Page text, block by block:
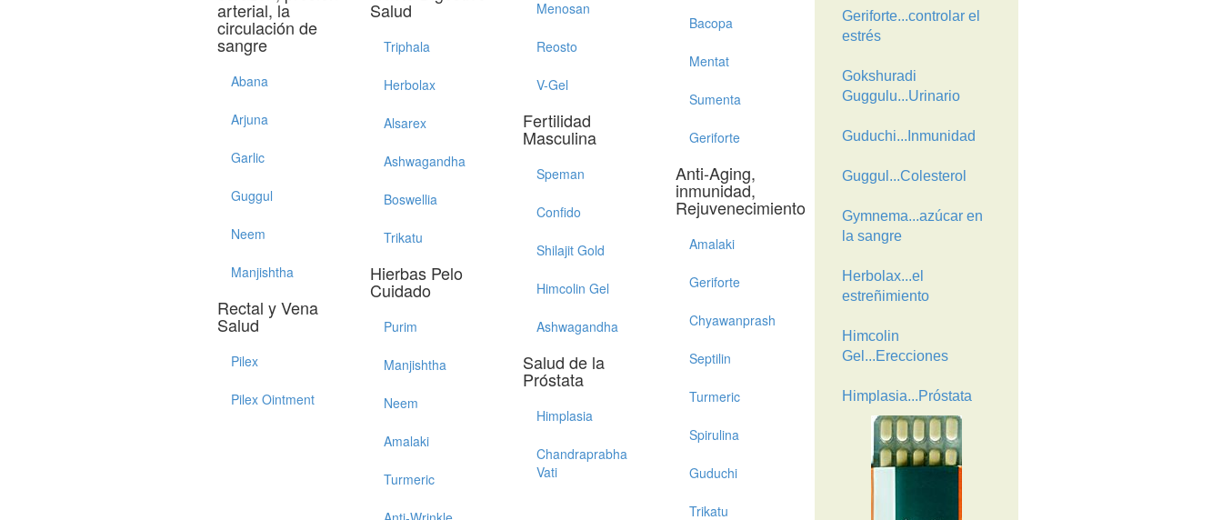
arterial, la
circulación de
sangre
Abana
Arjuna
Garlic
Guggul
Neem
Manjishtha
Rectal y Vena
Salud
Pilex
Pilex Ointment
Salud
Triphala
Herbolax
Alsarex
Ashwagandha
Boswellia
Trikatu
Hierbas Pelo
Cuidado
Purim
Manjishtha
Neem
Amalaki
Turmeric
Menosan
Reosto
V-Gel
Fertilidad
Masculina
Speman
Confido
Shilajit Gold
Himcolin Gel
Ashwagandha
Salud de la
Próstata
Himplasia
Chandraprabha
Vati
Bacopa
Mentat
Sumenta
Geriforte
Anti-Aging,
inmunidad,
Rejuvenecimiento
Amalaki
Geriforte
Chyawanprash
Septilin
Turmeric
Spirulina
Guduchi
Trikatu
Geriforte...controlar el
estrés
Gokshuradi
Guggulu...Urinario
Guduchi...Inmunidad
Guggul...Colesterol
Gymnema...azúcar en
la sangre
Herbolax...el
estreñimiento
Himcolin
Gel...Erecciones
Himplasia...Próstata